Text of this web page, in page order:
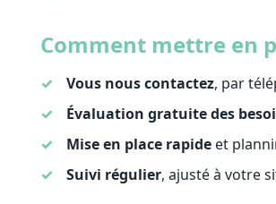
Comment mettre en
Vous nous contactez, par
Évaluation gratuite des
Mise en place rapideet
Suivi régulier, ajusté à votre